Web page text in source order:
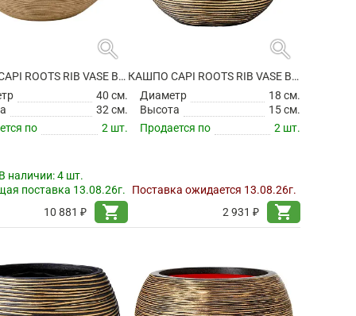
search
КАШПО CAPI ROOTS RIB VASE BALL BEIGE
40 см.
32 см.
по
2 шт.
наличии:4 шт.
поставка 13.08.26г.
10 881 ₽
shopping_cart
search
КАШПО CAPI ROOTS RIB VASE BALL BLACK GOLD
Диаметр
18 см.
Высота
15 см.
Продается по
2 шт.
Поставка ожидается 13.08.26г.
2 931 ₽
shopping_cart